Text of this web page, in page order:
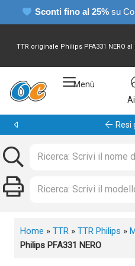
Sconti fino al 25% su
TTR originale Philips PFA331 NERO
Menù
Home » TTR » TTR Philips »
Philips PFA331 NERO